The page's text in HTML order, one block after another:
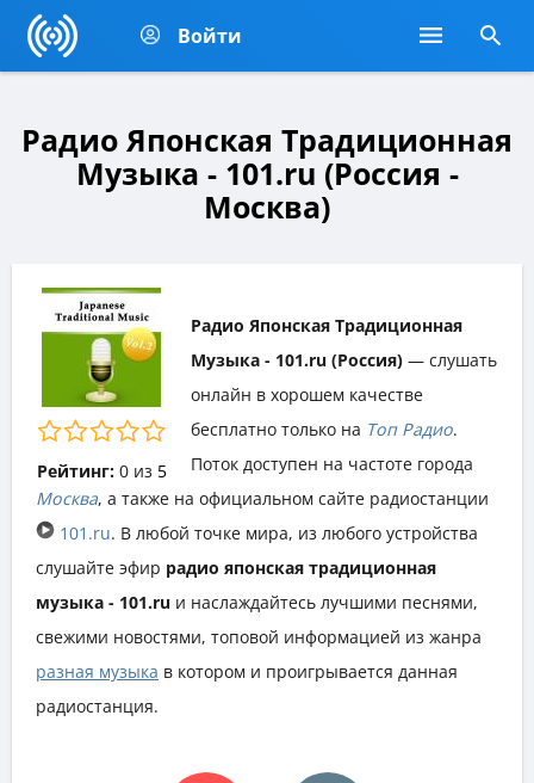
Войти
Радио Японская Традиционная
Музыка - 101.ru (Россия -
Москва)
Рейтинг: 0из 5
Радио Японская Традиционная
Музыка - 101.ru (Россия) — слушать
онлайн в хорошем качестве
бесплатно только на Топ Радио.
Поток доступен на частоте города
Москва, а также на официальном сайте радиостанции
101.ru. В любой точке мира, из любого устройства
слушайте эфир радио японская традиционная
музыка - 101.ru и наслаждайтесь лучшими песнями,
свежими новостями, топовой информацией из жанра
разная музыка в котором и проигрывается данная
радиостанция.